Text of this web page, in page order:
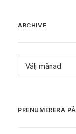
ARCHIVE
Archive
PRENUMERERA